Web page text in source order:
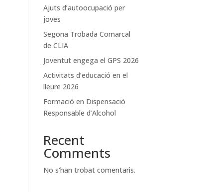
Ajuts d’autoocupació per
joves
Segona Trobada Comarcal
de CLIA
Joventut engega el GPS 2026
Activitats d’educació en el
lleure 2026
Formació en Dispensació
Responsable d’Alcohol
Recent
Comments
No s'han trobat comentaris.